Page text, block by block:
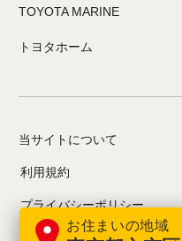
お住まいの地域
TOYOTA MARINE
トヨタホーム
当サイトについて
利用規約
プライバシーポリシー
お問い合わせ